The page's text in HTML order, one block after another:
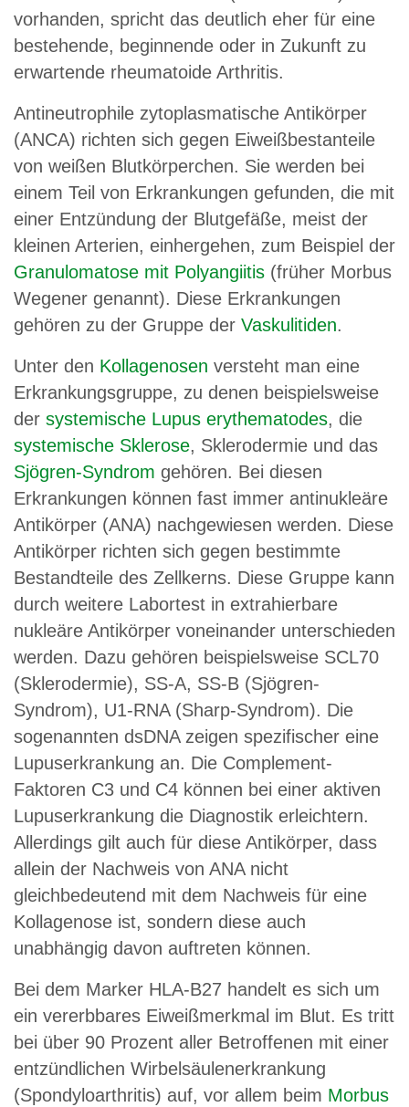
vorhanden, spricht das deutlich eher für eine
bestehende, beginnende oder in Zukunft zu
erwartende rheumatoide Arthritis.
Antineutrophile zytoplasmatische Antikörper
(ANCA) richten sich gegen Eiweißbestanteile
von weißen Blutkörperchen. Sie werden bei
einem Teil von Erkrankungen gefunden, die mit
einer Entzündung der Blutgefäße, meist der
kleinen Arterien, einhergehen, zum Beispiel der
Granulomatose mit Polyangiitis (früher Morbus
Wegener genannt). Diese Erkrankungen
gehören zu der Gruppe der Vaskulitiden.
Unter den Kollagenosen versteht man eine
Erkrankungsgruppe, zu denen beispielsweise
der systemische Lupus erythematodes, die
systemische Sklerose, Sklerodermie und das
Sjögren-Syndrom gehören. Bei diesen
Erkrankungen können fast immer antinukleäre
Antikörper (ANA) nachgewiesen werden. Diese
Antikörper richten sich gegen bestimmte
Bestandteile des Zellkerns. Diese Gruppe kann
durch weitere Labortest in extrahierbare
nukleäre Antikörper voneinander unterschieden
werden. Dazu gehören beispielsweise SCL70
(Sklerodermie), SS-A, SS-B (Sjögren-
Syndrom), U1-RNA (Sharp-Syndrom). Die
sogenannten dsDNA zeigen spezifischer eine
Lupuserkrankung an. Die Complement-
Faktoren C3 und C4 können bei einer aktiven
Lupuserkrankung die Diagnostik erleichtern.
Allerdings gilt auch für diese Antikörper, dass
allein der Nachweis von ANA nicht
gleichbedeutend mit dem Nachweis für eine
Kollagenose ist, sondern diese auch
unabhängig davon auftreten können.
Bei dem Marker HLA-B27 handelt es sich um
ein vererbbares Eiweißmerkmal im Blut. Es tritt
bei über 90 Prozent aller Betroffenen mit einer
entzündlichen Wirbelsäulenerkrankung
(Spondyloarthritis) auf, vor allem beim Morbus